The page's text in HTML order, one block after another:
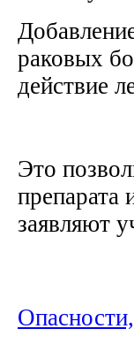
раковых
действие
Это
препарата
заявляют